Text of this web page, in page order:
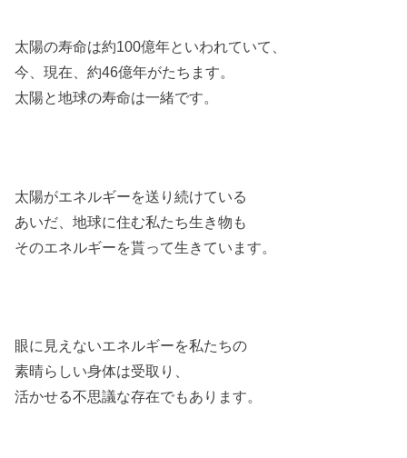
太陽の寿命は約100億年といわれていて、
今、現在、約46億年がたちます。
太陽と地球の寿命は一緒です。
太陽がエネルギーを送り続けている
あいだ、地球に住む私たち生き物も
そのエネルギーを貰って生きています。
眼に見えないエネルギーを私たちの
素晴らしい身体は受取り、
活かせる不思議な存在でもあります。